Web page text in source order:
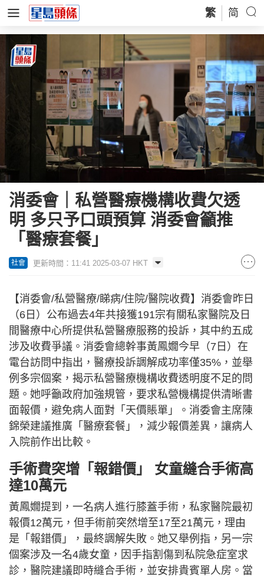
繁 简
消委會｜私營醫療機構收費欠透
明 多只予口頭預算 消委會籲推
「醫療套餐」
社會 更新時間：11:41 2025-03-07 HKT
【消委會/私營醫療/睇病/住院/醫院收費】消委會昨日
（6日）公布過去4年共接獲191宗有關私家醫院及日
間醫療中心所提供私營醫療服務的投訴，其中約五成
涉及收費爭議。消委會總幹事黃鳳嫺今早（7日）在
電台訪問中指出，醫療投訴調解成功率僅35%，並舉
例多宗個案，揭示私營醫療機構收費透明度不足的問
題。她呼籲政府加強規管，要求私營機構提供清晰書
面報價，避免病人面對「天價賬單」。消委會主席陳
錦榮建議推廣「醫療套餐」，減少報價差異，讓病人
入院前作出比較。
手術費突增「報錯價」 女童縫合手術高
達10萬元
黃鳳嫺提到，一名病人進行膝蓋手術，私家醫院最初
報價12萬元，但手術前突然增至17至21萬元，理由
是「報錯價」，最終調解失敗。她又舉例指，另一宗
個案涉及一名4歲女童，因手指割傷到私院急症室求
診，醫院建議即時縫合手術，並安排貴賓單人房。當